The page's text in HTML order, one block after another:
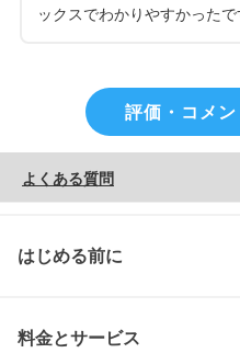
ックスでわかりやすかったで
評価・コメ
よくある質問
はじめる前に
料金とサービス